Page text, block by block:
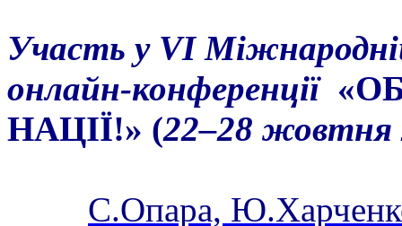
Участь у VІ
онлайн-конференції
НАЦІЇ!» (22–28
С.Опара,